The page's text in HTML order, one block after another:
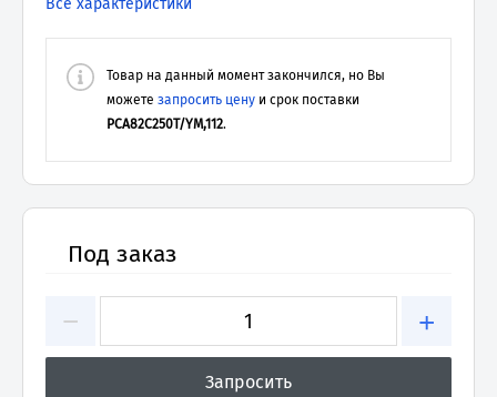
Все характеристики
Товар на данный момент закончился, но Вы
можете запросить цену и срок поставки
PCA82C250T/YM,112.
Под заказ
− +